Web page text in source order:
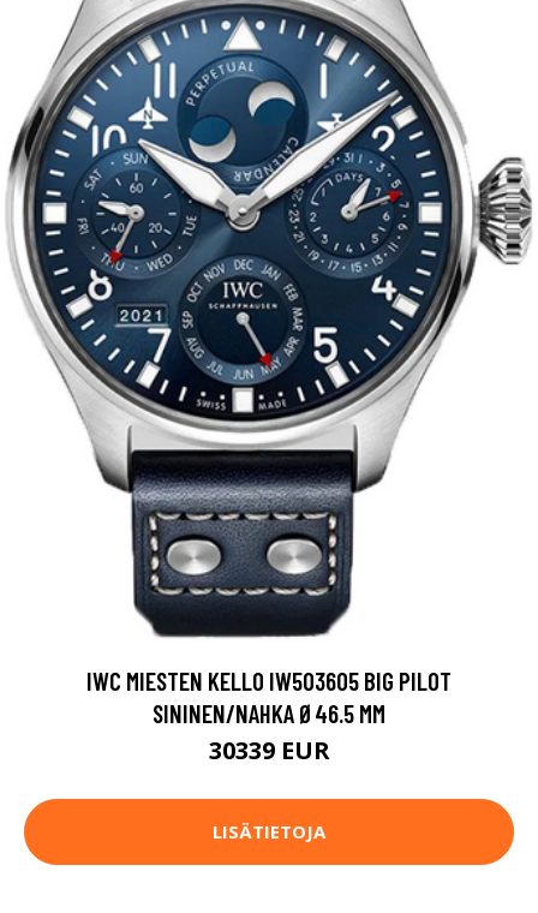
IWC MIESTEN KELLO IW503605 BIG PILOT
SININEN/NAHKA Ø46.5 MM
30339 EUR
LISÄTIETOJA